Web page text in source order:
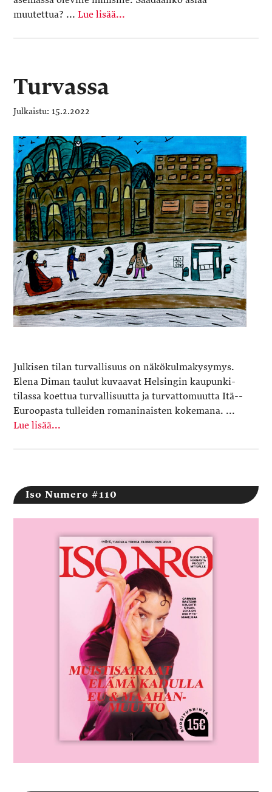
muutettua? ...Lue lisää...
Turvassa
15.2.2022
Julkisen tilan turvallisuus on näkökulmakysymys.
Elena Diman taulut kuvaavat Helsingin kaupunki­
tilassa koettua turvallisuutta ja turvattomuutta Itä-­
Euroopasta tulleiden romaninaisten kokemana. ...
Lue lisää...
Iso Numero #110